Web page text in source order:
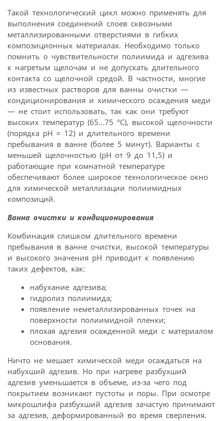
Такой технологический цикл можно применять для
выполнения соединений слоев сквозными
металлизированными отверстиями в гибких
композиционных материалах. Необходимо только
помнить о чувствительности полиимида и адгезива
к нагретым щелочам и не допускать длительного
контакта со щелочной средой. В частности, многие
из известных растворов для ванны очистки —
кондиционирования и химического осаждения меди
— не стоит использовать, так как они требуют
высоких температур (65…75 °С), высокой щелочности
(порядка рН = 12) и длительного времени
пребывания в ванне (более 5 минут). Варианты с
меньшей щелочностью (рН от 9 до 11,5) и
работающие при комнатной температуре
обеспечивают более широкое технологическое окно
для химической металлизации полиимидных
композиций.
Ванна очистки и кондиционирования
Комбинация слишком длительного времени
пребывания в ванне очистки, высокой температуры
и высокого значения рН приводит к появлению
таких дефектов, как:
набухание адгезива;
гидролиз полиимида;
появление неметаллизированных точек на
поверхности полиимидной пленки;
плохая адгезия осажденной меди с материалом
основания.
Ничто не мешает химической меди осаждаться на
набухший адгезив. Но при нагреве разбухший
адгезив уменьшается в объеме, из-за чего под
покрытием возникают пустоты и поры. При осмотре
микрошлифа разбухший адгезив зачастую принимают
за адгезив, деформированный во время сверления.